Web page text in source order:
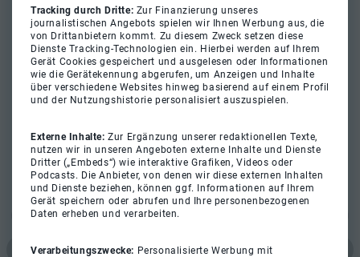
Tracking durch Dritte: Zur Finanzierung unseres
journalistischen Angebots spielen wir Ihnen Werbung aus, die
von Drittanbietern kommt. Zu diesem Zweck setzen diese
Dienste Tracking-Technologien ein. Hierbei werden auf Ihrem
Gerät Cookies gespeichert und ausgelesen oder Informationen
wie die Gerätekennung abgerufen, um Anzeigen und Inhalte
über verschiedene Websites hinweg basierend auf einem Profil
und der Nutzungshistorie personalisiert auszuspielen.
Externe Inhalte:Zur Ergänzung unserer redaktionellen Texte,
nutzen wir in unseren Angeboten externe Inhalte und Dienste
Dritter („Embeds“) wie interaktive Grafiken, Videos oder
Podcasts. Die Anbieter, von denen wir diese externen Inhalten
und Dienste beziehen, können ggf. Informationen auf Ihrem
Gerät speichern oder abrufen und Ihre personenbezogenen
Daten erheben und verarbeiten.
Verarbeitungszwecke: Personalisierte Werbung mit